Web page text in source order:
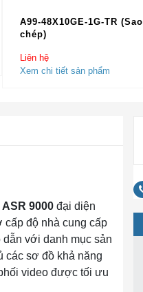
A99-48X10GE-1G-TR (Sao
chép)
Liên hệ
Xem chi tiết sản phẩm
9000 đại diện
cấp độ nhà cung cấp
với danh mục sản
các sơ đồ khả năng
video được tối ưu